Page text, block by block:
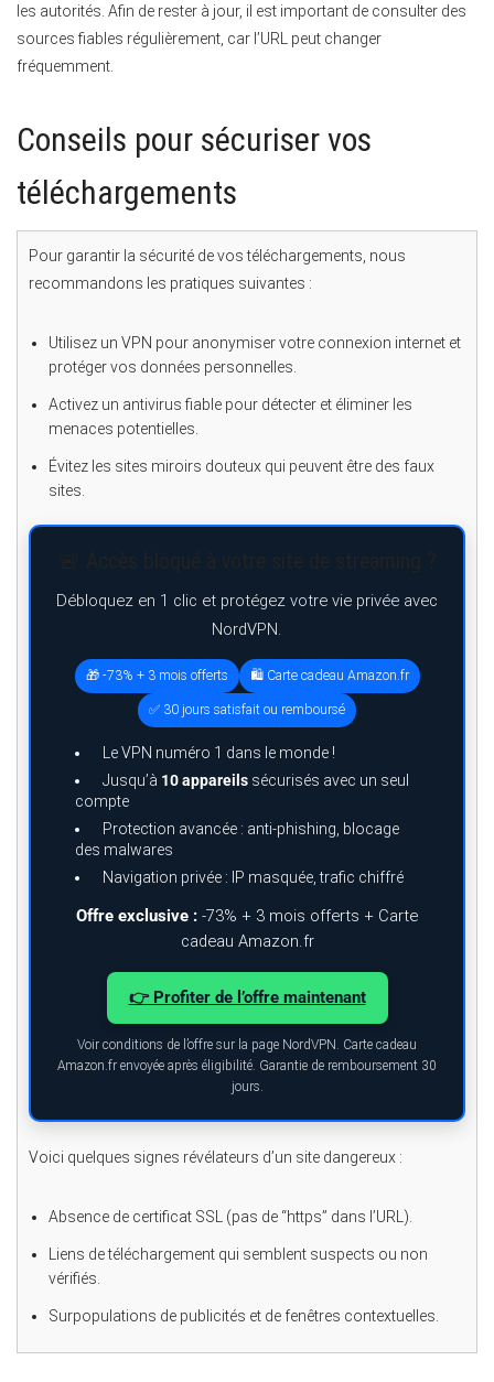
les autorités. Afin de rester à jour, il est important de consulter des
sources fiables régulièrement, car l’URL peut changer
fréquemment.
Conseils pour sécuriser vos
téléchargements
Pour garantir la sécurité de vos téléchargements, nous
recommandons les pratiques suivantes :
Utilisez un VPN pour anonymiser votre connexion internet et
protéger vos données personnelles.
Activez un antivirus fiable pour détecter et éliminer les
menaces potentielles.
Évitez les sites miroirs douteux qui peuvent être des faux
sites.
Débloquez en 1 clic et protégez votre vie privée avec
NordVPN.
🎁 -73% + 3 mois offerts 🛍️ Carte cadeau Amazon.fr
✅ 30 jours satisfait ou remboursé
Le VPN numéro 1 dans le monde !
Jusqu’à 10 appareils sécurisés avec un seul
compte
Protection avancée : anti-phishing, blocage
des malwares
Navigation privée : IP masquée, trafic chiffré
Offre exclusive : -73% + 3 mois offerts + Carte
cadeau Amazon.fr
👉 Profiter de l’offre maintenant
Voir conditions de l’offre sur la page NordVPN. Carte cadeau
Amazon.fr envoyée après éligibilité. Garantie de remboursement 30
jours.
Voici quelques signes révélateurs d’un site dangereux :
Absence de certificat SSL (pas de “https” dans l’URL).
Liens de téléchargement qui semblent suspects ou non
vérifiés.
Surpopulations de publicités et de fenêtres contextuelles.